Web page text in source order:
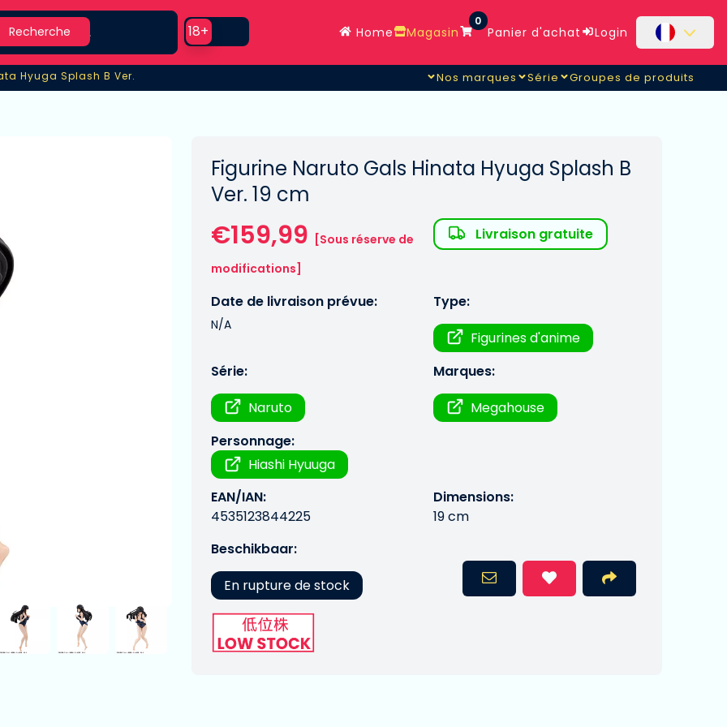
Recherche
Use setting
18+ Home Magasin
0
Panier d'achat Login
Hyuga Splash B Ver.
Hyuga Splash B Ver. Nos marques Série Groupes de produits
Figurine Naruto Gals Hinata Hyuga Splash B
Ver. 19 cm
€159,99 [Sous réserve de
modifications]
Livraison gratuite
Date de livraison prévue:
N/A
Type:
Figurines d'anime
Série:
Naruto
Marques:
Megahouse
Personnage:
Hiashi Hyuuga
EAN/IAN:
4535123844225
Dimensions:
19 cm
Beschikbaar:
En rupture de stock